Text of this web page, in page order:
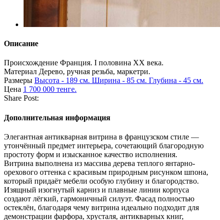
Описание
Происхождение Франция. I половина XX века.
Материал Дерево, ручная резьба, маркетри.
Размеры Высота - 189 см. Ширина - 85 см. Глубина - 45 см.
Цена 1 700 000 тенге.
Share Post:
Дополнительная информация
Элегантная антикварная витрина в французском стиле —
утончённый предмет интерьера, сочетающий благородную
простоту форм и изысканное качество исполнения.
Витрина выполнена из массива дерева теплого янтарно-
орехового оттенка с красивым природным рисунком шпона,
который придаёт мебели особую глубину и благородство.
Изящный изогнутый карниз и плавные линии корпуса
создают лёгкий, гармоничный силуэт. Фасад полностью
остеклён, благодаря чему витрина идеально подходит для
демонстрации фарфора, хрусталя, антикварных книг,